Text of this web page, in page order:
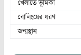
খেলাতে ভূমিকা
বোলিংয়ের ধরণ
জন্মস্থান